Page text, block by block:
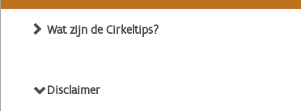
Wat zijn de Cirkeltips?
Disclaimer